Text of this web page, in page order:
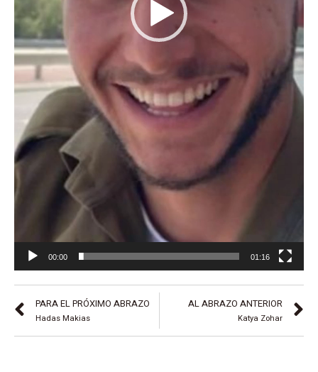
00:00 01:16
AL ABRAZO ANTERIOR
Katya Zohar
PARA EL PRÓXIMO ABRAZO
Hadas Makias